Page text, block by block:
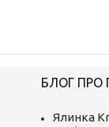
БЛОГ ПРО
Ялинка